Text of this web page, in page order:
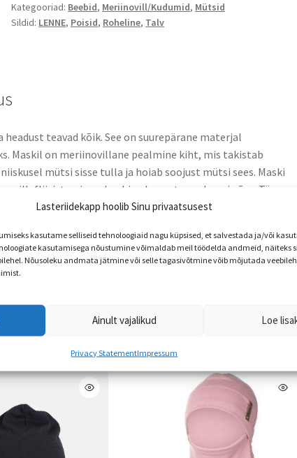
Lasteriidekapp hoolib Sinu privaatsusest
kasutame selliseid tehnoloogiaid nagu küpsised, et salvestada ja/või
kasutamisega nõustumine võimaldab meil töödelda andmeid, näiteks
Nõusoleku andmata jätmine või selle tagasivõtmine võib mõjutada
Ainult vajalikud Loe
Privacy StatementImpressum
kogus
Kategooriad: Beebid, Meriinovill/Kudumid, Mütsid
Sildid: LENNE, Poisid, Roheline, Talv
headust teavad kõik. See on suurepärane materjal
Maskil on meriinovillane pealmine kiht, mis takistab
mütsi sisse tulla ja hoiab soojust mütsi sees. Maski
mis on beebi naha vastas pehme ja õrn. Tänu
trukkidega kinnitusel on mütsi mugav pähe panna. Sobib